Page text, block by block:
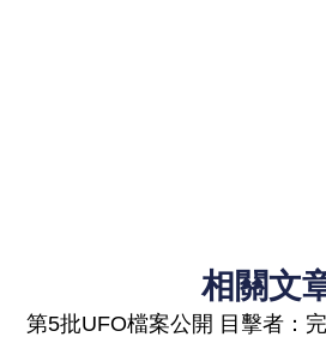
相關文
第5批UFO檔案公開 目擊者：